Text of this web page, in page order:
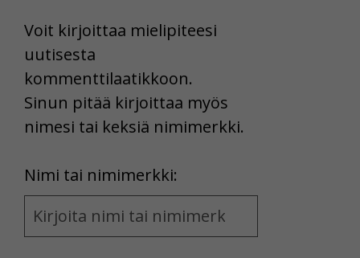
Voit kirjoittaa mielipiteesi
uutisesta
kommenttilaatikkoon.
Sinun pitää kirjoittaa myös
nimesi tai keksiä nimimerkki.
Nimi tai nimimerkki:
Name
and